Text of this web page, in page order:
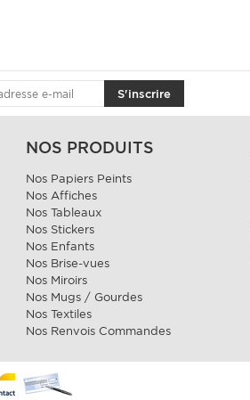
S'inscrire
NOS PRODUITS
Nos Papiers Peints
Nos Affiches
Nos Tableaux
Nos Stickers
Nos Enfants
Nos Brise-vues
Nos Miroirs
Nos Mugs / Gourdes
Nos Textiles
Nos Renvois Commandes